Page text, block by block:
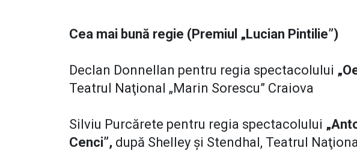
Cea mai bună regie (Premiul „Lucian Pintilie”)
Declan Donnellan pentru regia spectacolului
Teatrul Naţional „Marin Sorescu” Craiova
Silviu Purcărete pentru regia spectacolului
Cenci”, după Shelley și Stendhal, Teatrul